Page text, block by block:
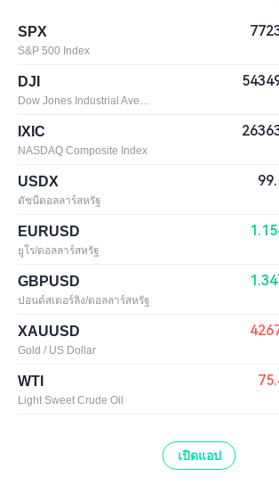
SPX
S&P 500 Index
DJI
Dow Jones Industrial Average
IXIC
NASDAQ Composite Index
USDX
ดัชนีดอลลาร์สหรัฐ
EURUSD
ยูโร/ดอลลาร์สหรัฐ
GBPUSD
ปอนด์สเตอร์ลิง/ดอลลาร์สหรัฐ
XAUUSD
Gold / US Dollar
WTI
Light Sweet Crude Oil
เปิดแอป